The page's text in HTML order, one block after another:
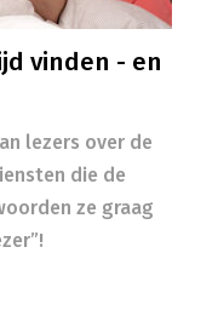
vinden - en
lezers over de
die de
ze graag